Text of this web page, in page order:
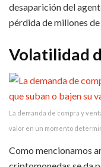
desaparición del
pérdida de millones
Volatilidad
La demanda de compra y
valor en un momento
Como mencionamos